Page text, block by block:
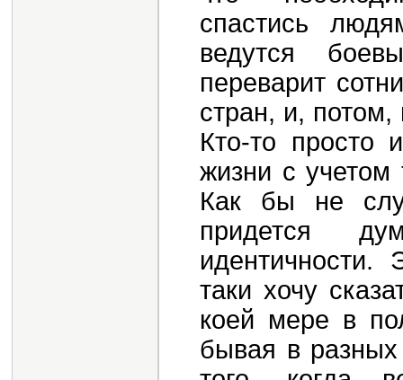
спастись
ведутся
переварит
стран, и,
Кто-то просто
жизни с учетом
Как бы не
придется
таки хочу
коей мере в
бывая в разных